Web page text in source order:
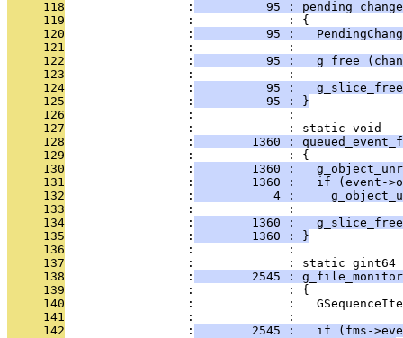
     118
                 :
95 :
     119
                 :             : {
     120
                 :
95 :
     121
                 :             :
     122
                 :
95 :   g_free
     123
                 :             :
     124
                 :
95 :
     125
                 :
          95 : }
     126
                 :             :
     127
                 :             : static void
     128
                 :
1360 :
     129
                 :             : {
     130
                 :
1360 :
     131
                 :
1360 :   if (event-
     132
                 :
4 :
     133
                 :             :
     134
                 :
1360 :
     135
                 :
        1360 : }
     136
                 :             :
     137
                 :             : static gint64
     138
                 :
2545 :
     139
                 :             : {
     140
:             :
     141
                 :             :
     142
                 :
2545 :   if (fms-